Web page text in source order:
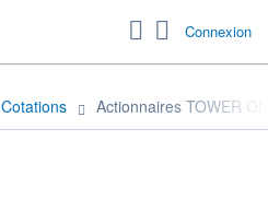
Connexion
Cotations Actionnaires TOWER